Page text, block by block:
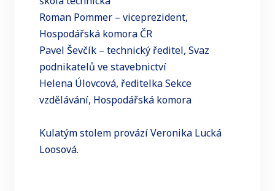
Roman Pommer – viceprezident,
Hospodářská komora ČR
Pavel Ševčík – technický ředitel, Svaz
podnikatelů ve stavebnictví
Helena Úlovcová, ředitelka Sekce
vzdělávání, Hospodářská komora
Kulatým stolem provází Veronika Lucká
Loosová.